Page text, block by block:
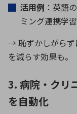
活用例 ：英語
ミング連携学習
→ 恥ずかしがらず
を減らす効果も。
3. 病院・クリ
を自動化